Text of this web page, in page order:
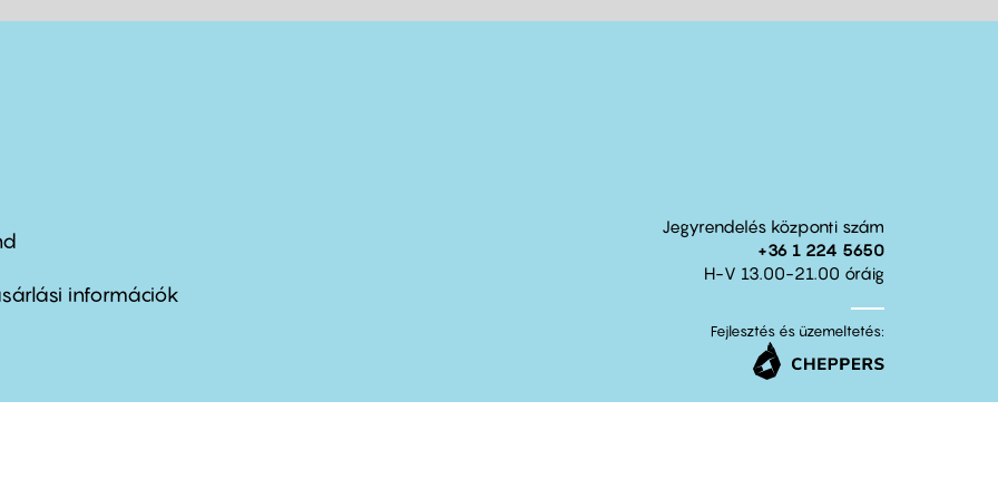
információk
Jegyrendelés központi szám
+36 1 224 5650
H-V 13.00-21.00 óráig
Fejlesztés és üzemeltetés: